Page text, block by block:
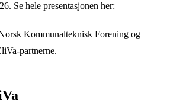
Se hele presentasjonen her:
Kommunalteknisk Forening og
partnerne.